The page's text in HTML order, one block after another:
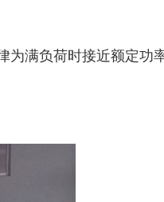
满负荷时接近额定功